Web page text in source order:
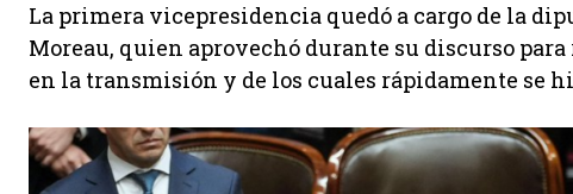
La primera vicepresidencia quedó a cargo de la
Moreau, quien aprovechó durante su discurso
en la transmisión y de los cuales rápidamente se